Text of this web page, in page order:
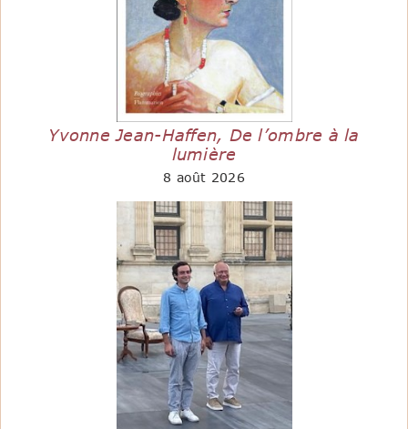
Yvonne Jean-Haffen, De l’ombre à la
lumière
8 août 2026